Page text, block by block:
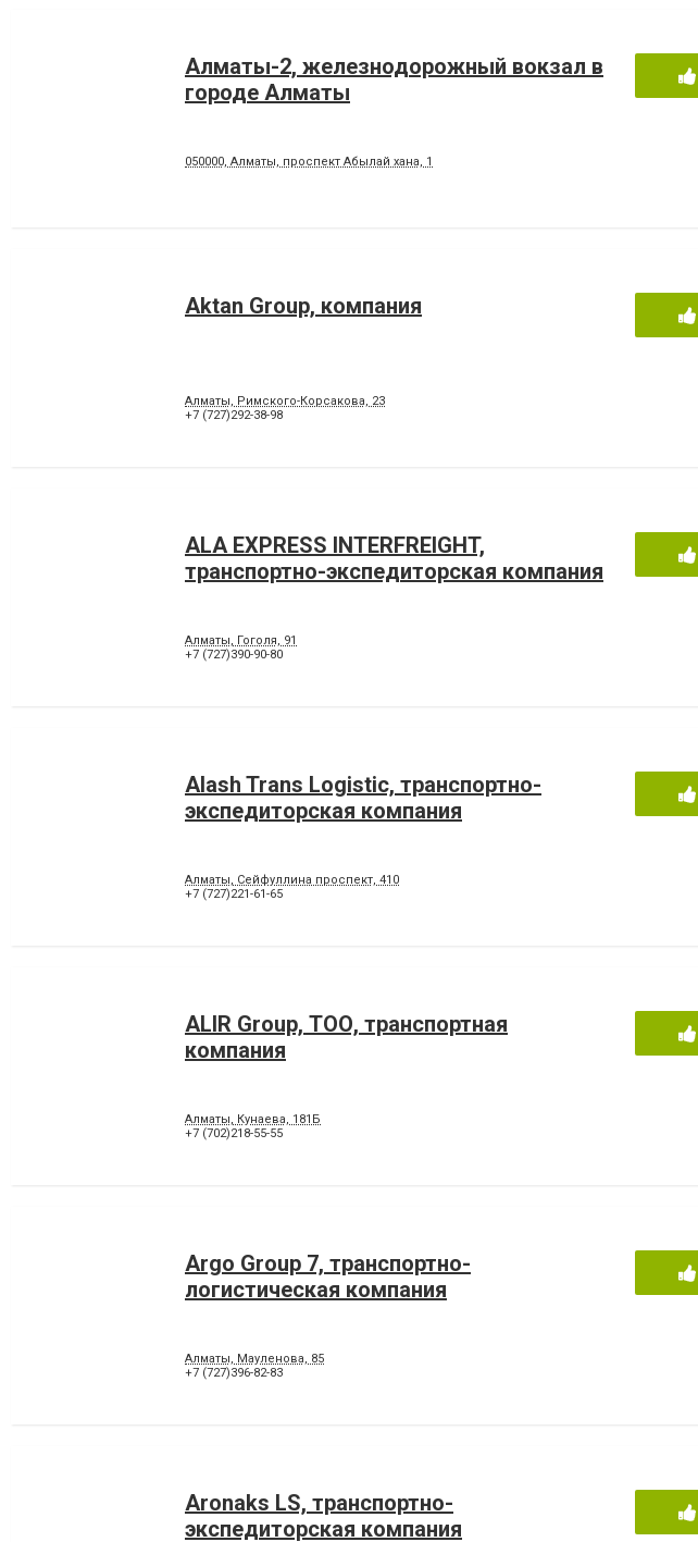
Алматы-2, железнодорожный вокзал в
городе Алматы
050000, Алматы, проспект Абылай хана, 1
Aktan Group, компания
Алматы, Римского-Корсакова, 23
+7 (727)292-38-98
ALA EXPRESS INTERFREIGHT,
транспортно-экспедиторская компания
Алматы, Гоголя, 91
+7 (727)390-90-80
Alash Trans Logistic, транспортно-
экспедиторская компания
Алматы, Сейфуллина проспект, 410
+7 (727)221-61-65
ALIR Group, ТОО, транспортная
компания
Алматы, Кунаева, 181Б
+7 (702)218-55-55
Argo Group 7, транспортно-
логистическая компания
Алматы, Мауленова, 85
+7 (727)396-82-83
Aronaks LS, транспортно-
экспедиторская компания